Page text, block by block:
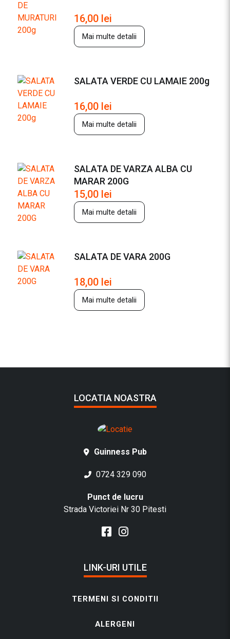
16,00 lei
Mai multe detalii
SALATA VERDE CU LAMAIE 200g
16,00 lei
Mai multe detalii
SALATA DE VARZA ALBA CU
MARAR 200G
15,00 lei
Mai multe detalii
SALATA DE VARA 200G
18,00 lei
Mai multe detalii
LOCATIA NOASTRA
Guinness Pub
0724 329 090
Punct de lucru
Strada Victoriei Nr 30 Pitesti
LINK-URI UTILE
TERMENI SI CONDITII
ALERGENI